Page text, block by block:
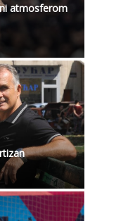
atmosferom